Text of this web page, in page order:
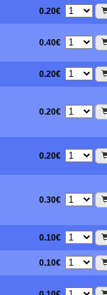
0.20€
0.40€
0.20€
0.20€
0.20€
0.30€
0.10€
0.10€